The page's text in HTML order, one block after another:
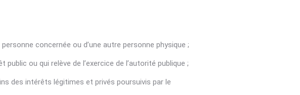
concernée ou d’une autre personne physique ;
ou qui relève de l’exercice de l’autorité publique ;
des intérêts légitimes et privés poursuivis par le